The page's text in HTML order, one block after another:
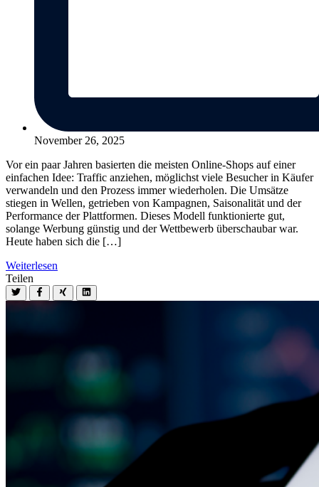
November 26, 2025
Vor ein paar Jahren basierten die meisten Online-Shops auf einer
einfachen Idee: Traffic anziehen, möglichst viele Besucher in Käufer
verwandeln und den Prozess immer wiederholen. Die Umsätze
stiegen in Wellen, getrieben von Kampagnen, Saisonalität und der
Performance der Plattformen. Dieses Modell funktionierte gut,
solange Werbung günstig und der Wettbewerb überschaubar war.
Heute haben sich die […]
Weiterlesen
Teilen